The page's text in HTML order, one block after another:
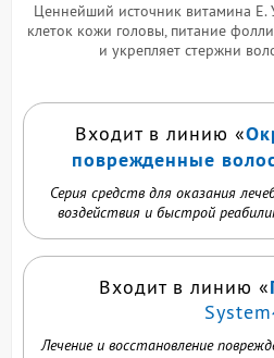
Ценнейший источник витамина Е.
клеток кожи головы, питание
и укрепляет стержни
Входит в линию «
поврежденные
Серия средств для оказания
воздействия и быстрой
Входит в линию «
Лечение и восстановление